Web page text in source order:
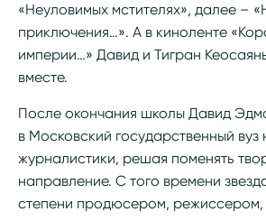
«Неуловимых мстителях», далее –
приключения…». А в киноленте
империи…» Давид и Тигран
вместе.
После окончания школы Давид
в Московский государственный вуз
журналистики, решая поменять
направление. С того времени
степени продюсером,